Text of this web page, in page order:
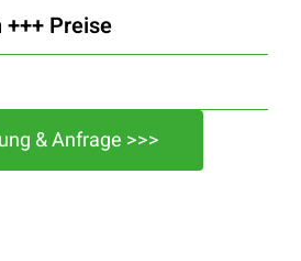
Preise
& Anfrage >>>